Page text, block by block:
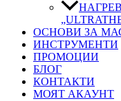
ОСНОВИ ЗА
ИНСТРУМЕНТИ
ПРОМОЦИИ
БЛОГ
КОНТАКТИ
МОЯТ АКАУНТ